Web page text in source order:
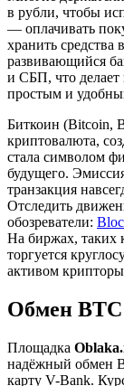
в рубли, чтобы
— оплачивать
хранить
развивающийся
и СБП, что делает
простым и
Биткоин (Bitcoin,
криптовалюта,
стала символом
будущего.
транзакция
Отследить
обозреватели:
На биржах, таких
торгуется
активом
Обмен BTC
Площадка
надёжный обмен
карту V-Bank.